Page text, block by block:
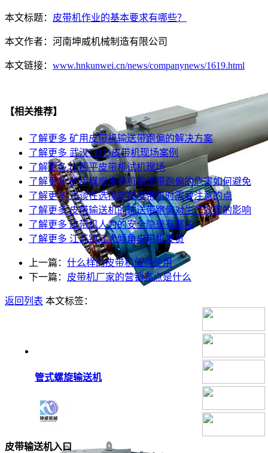
管式螺旋输送机
本文标题： 皮带机作业的基本要求有哪些？
本文作者： 河南坤威机械制造有限公司
本文链接： www.hnkunwei.cn/news/companynews/1619.html
【相关推荐】
了解更多 矿用皮带机输送带跑偏的解决方案
了解更多 武汉TD75皮带机现场案例
了解更多山西平皮带机试机现场
了解更多矿用煤炭皮带机输送带跑偏的危害如何避免
了解更多浅谈在选择爬坡皮带机时需要注意的点
了解更多皮带输送机的输送带跑偏对生产效率的影响
了解更多皮带机人为的安全隐患有哪些
了解更多 江苏镇江大倾角皮带机发货
上一篇： 什么样的皮带机值得使用
下一篇： 皮带机厂家的营销亮点是什么
返回列表 本文标签：
皮带输送机入口